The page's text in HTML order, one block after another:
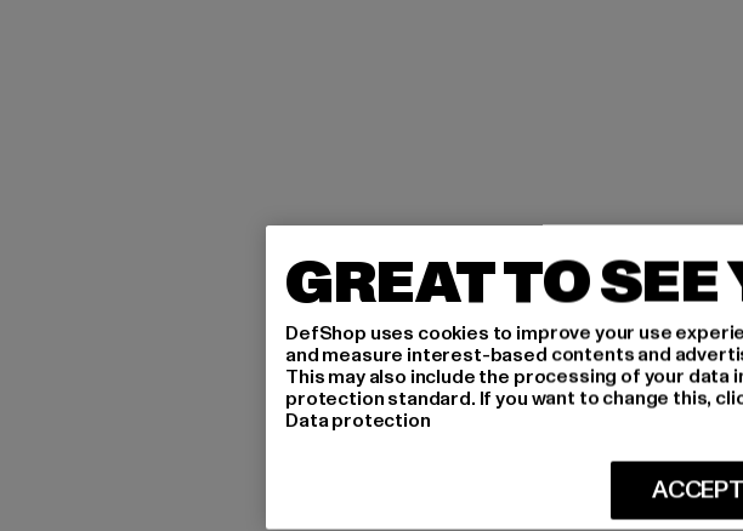
GREAT TO SEE
DefShop uses cookies to improve your use
and measure interest-based contents and
This may also include the processing of your data
protection standard. If you want to change this,
Data protection
ACCEPT